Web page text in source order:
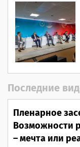
Последние
Пленарное
Возможности
– мечта или